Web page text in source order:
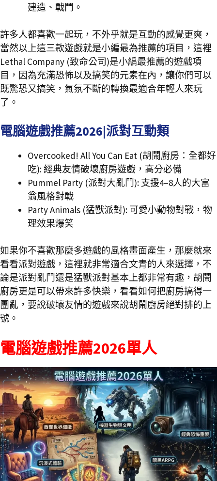
建造、戰鬥。
許多人都喜歡一起玩，不外乎就是互動的感覺更爽，
當然以上這三款遊戲就是小編最為推薦的項目，這裡
Lethal Company (致命公司)是小編最推薦的遊戲項
目，因為充滿恐怖以及搞笑的元素在內，讓你們可以
既驚恐又搞笑，氣氛不斷的轉換最適合年輕人來玩
了。
電腦遊戲推薦2026|派對互動類
Overcooked! All You Can Eat (胡鬧廚房：全都好
吃): 經典友情破壞廚房遊戲，高分必備
Pummel Party (派對大亂鬥): 支援4–8人的大富
翁風格對戰
Party Animals (猛獸派對): 可愛小動物對戰，物
理效果爆笑
如果你不喜歡那麼多遊戲的風格畫面產生，那麼就來
看看派對遊戲，這裡就非常適合文青的人來選擇，不
論是派對亂鬥還是猛獸派對基本上都非常有趣，胡鬧
廚房更是可以帶來許多快樂，看看如何把廚房搞得一
團亂，要說破壞友情的遊戲來說胡鬧廚房絕對排的上
號。
電腦遊戲推薦2026單人